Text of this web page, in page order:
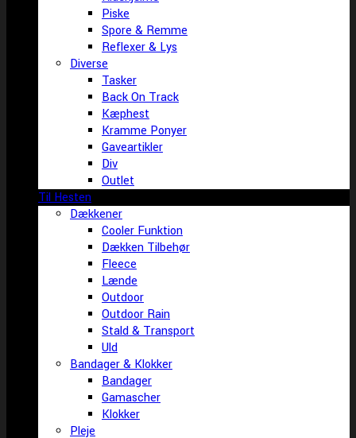
Piske
Spore & Remme
Reflexer & Lys
Diverse
Tasker
Back On Track
Kæphest
Kramme Ponyer
Gaveartikler
Div
Outlet
Til Hesten
Dækkener
Cooler Funktion
Dækken Tilbehør
Fleece
Lænde
Outdoor
Outdoor Rain
Stald & Transport
Uld
Bandager & Klokker
Bandager
Gamascher
Klokker
Pleje